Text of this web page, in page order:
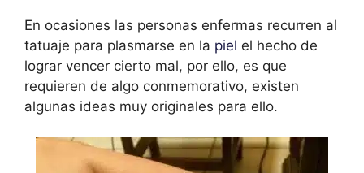
En ocasiones las personas enfermas recurren al
tatuaje para plasmarse en la piel el hecho de
lograr vencer cierto mal, por ello, es que
requieren de algo conmemorativo, existen
algunas ideas muy originales para ello.